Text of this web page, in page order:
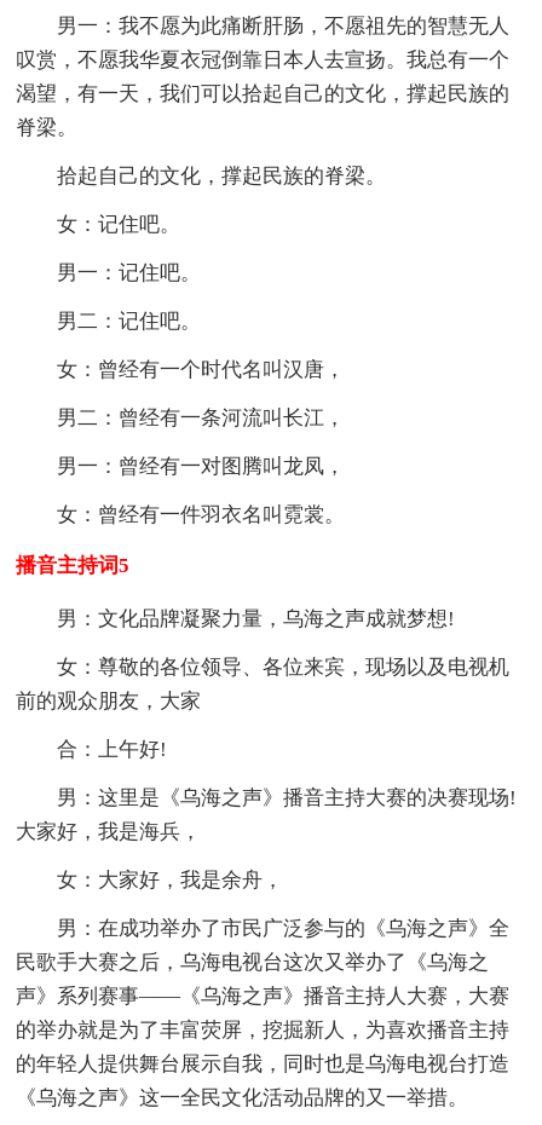
男一：我不愿为此痛断肝肠，不愿祖先的智慧无人
叹赏，不愿我华夏衣冠倒靠日本人去宣扬。我总有一个
渴望，有一天，我们可以拾起自己的文化，撑起民族的
脊梁。
拾起自己的文化，撑起民族的脊梁。
女：记住吧。
男一：记住吧。
男二：记住吧。
女：曾经有一个时代名叫汉唐，
男二：曾经有一条河流叫长江，
男一：曾经有一对图腾叫龙凤，
女：曾经有一件羽衣名叫霓裳。
播音主持词5
男：文化品牌凝聚力量，乌海之声成就梦想!
女：尊敬的各位领导、各位来宾，现场以及电视机
前的观众朋友，大家
合：上午好!
男：这里是《乌海之声》播音主持大赛的决赛现场!
大家好，我是海兵，
女：大家好，我是余舟，
男：在成功举办了市民广泛参与的《乌海之声》全
民歌手大赛之后，乌海电视台这次又举办了《乌海之
声》系列赛事——《乌海之声》播音主持人大赛，大赛
的举办就是为了丰富荧屏，挖掘新人，为喜欢播音主持
的年轻人提供舞台展示自我，同时也是乌海电视台打造
《乌海之声》这一全民文化活动品牌的又一举措。